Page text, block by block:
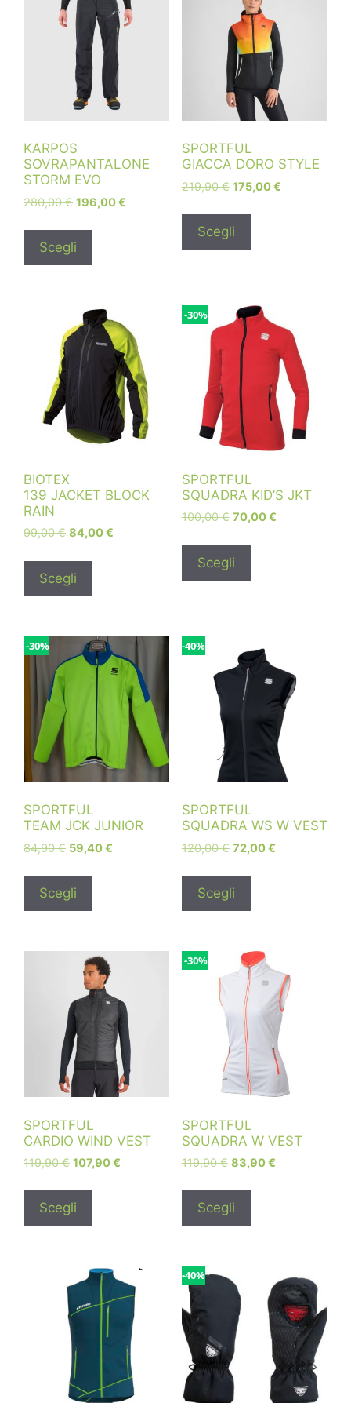
KARPOS
SOVRAPANTALONE
STORM EVO
280,00€ 196,00€
Scegli
SPORTFUL
GIACCA DORO STYLE
219,90€ 175,00€
Scegli
BIOTEX
139 JACKET BLOCK
RAIN
99,00€ 84,00€
Scegli
-30%
SPORTFUL
SQUADRA KID’S JKT
100,00€ 70,00€
Scegli
-30%
SPORTFUL
TEAM JCK JUNIOR
84,90€ 59,40€
Scegli
-40%
SPORTFUL
SQUADRA WS W VEST
120,00€ 72,00€
Scegli
SPORTFUL
CARDIO WIND VEST
119,90€ 107,90€
Scegli
-30%
SPORTFUL
SQUADRA W VEST
119,90€ 83,90€
Scegli
-40%